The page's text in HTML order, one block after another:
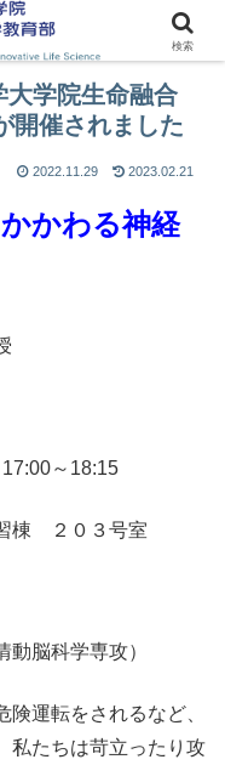
大学院生命融合
開催されました
2022.11.29 2023.02.21
かわる神経
～18:15
棟 ２０３号室
脳科学専攻）
険運転をされるなど、
私たちは苛立ったり攻
検索